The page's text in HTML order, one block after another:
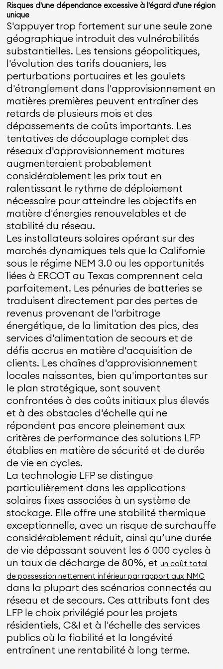
Risques d'une dépendance excessive à l'égard d'une région
unique
S'appuyer trop fortement sur une seule zone
géographique introduit des vulnérabilités
substantielles. Les tensions géopolitiques,
l'évolution des tarifs douaniers, les
perturbations portuaires et les goulets
d'étranglement dans l'approvisionnement en
matières premières peuvent entraîner des
retards de plusieurs mois et des
dépassements de coûts importants. Les
tentatives de découplage complet des
réseaux d'approvisionnement matures
augmenteraient probablement
considérablement les prix tout en
ralentissant le rythme de déploiement
nécessaire pour atteindre les objectifs en
matière d'énergies renouvelables et de
stabilité du réseau.
Les installateurs solaires opérant sur des
marchés dynamiques tels que la Californie
sous le régime NEM 3.0 ou les opportunités
liées à ERCOT au Texas comprennent cela
parfaitement. Les pénuries de batteries se
traduisent directement par des pertes de
revenus provenant de l'arbitrage
énergétique, de la limitation des pics, des
services d'alimentation de secours et de
défis accrus en matière d'acquisition de
clients. Les chaînes d'approvisionnement
locales naissantes, bien qu'importantes sur
le plan stratégique, sont souvent
confrontées à des coûts initiaux plus élevés
et à des obstacles d'échelle qui ne
répondent pas encore pleinement aux
critères de performance des solutions LFP
établies en matière de sécurité et de durée
de vie en cycles.
La technologie LFP se distingue
particulièrement dans les applications
solaires fixes associées à un système de
stockage. Elle offre une stabilité thermique
exceptionnelle, avec un risque de surchauffe
considérablement réduit, ainsi qu’une durée
de vie dépassant souvent les 6 000 cycles à
un taux de décharge de 80%, etun coût total
de possession nettement inférieur par rapport aux NMC
dans la plupart des scénarios connectés au
réseau et de secours. Ces attributs font des
LFP le choix privilégié pour les projets
résidentiels, C&I et à l'échelle des services
publics où la fiabilité et la longévité
entraînent une rentabilité à long terme.